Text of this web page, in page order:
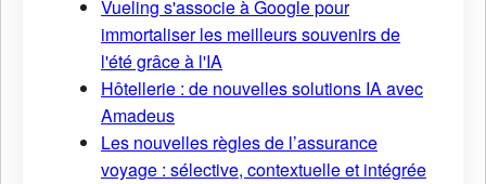
Vueling s'associe à Google pour
immortaliser les meilleurs souvenirs de
l'été grâce à l'IA
Hôtellerie : de nouvelles solutions IA avec
Amadeus
Les nouvelles règles de l’assurance
voyage : sélective, contextuelle et intégrée